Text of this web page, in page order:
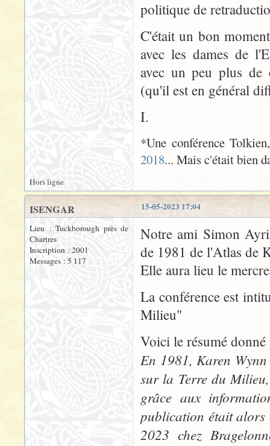
politique de
C'était un bon
avec les dames de
avec un peu plus de
(qu'il est en général
I.
*Une conférence
2018... Mais c'était bien
Hors ligne
15-05-2023 17:04
ISENGAR
Lieu : Tuckborough près de
Chartres
Inscription : 2001
Messages : 5 117
Notre ami Simon
de 1981 de l'Atlas de
Elle aura lieu le
La conférence est
Milieu"
Voici le résumé
En 1981, Karen
sur la Terre du
grâce aux
publication était alors
2023 chez